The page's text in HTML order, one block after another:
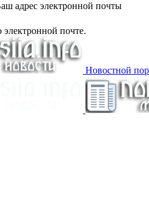
адрес электронной почты
почте.
Новостной